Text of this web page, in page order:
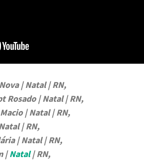
| Natal | RN,
Rosado | Natal | RN,
| Natal | RN,
| RN,
| Natal | RN,
|Natal| RN,